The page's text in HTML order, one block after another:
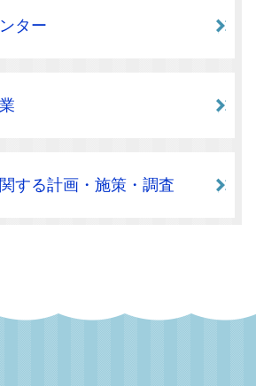
ター
する計画・施策・調査